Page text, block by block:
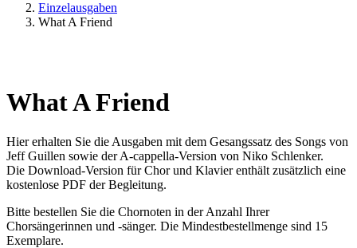
Einzelausgaben
What A Friend
What A Friend
Hier erhalten Sie die Ausgaben mit dem Gesangssatz des Songs von
Jeff Guillen sowie der A-cappella-Version von Niko Schlenker.
Die Download-Version für Chor und Klavier enthält zusätzlich eine
kostenlose PDF der Begleitung.
Bitte bestellen Sie die Chornoten in der Anzahl Ihrer
Chorsängerinnen und -sänger. Die Mindestbestellmenge sind 15
Exemplare.